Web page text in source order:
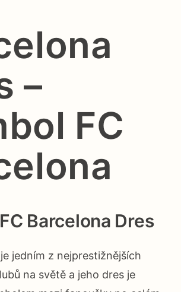
–
FC
Barcelona Dres
jedním z nejprestižnějších
na světě a jeho dres je